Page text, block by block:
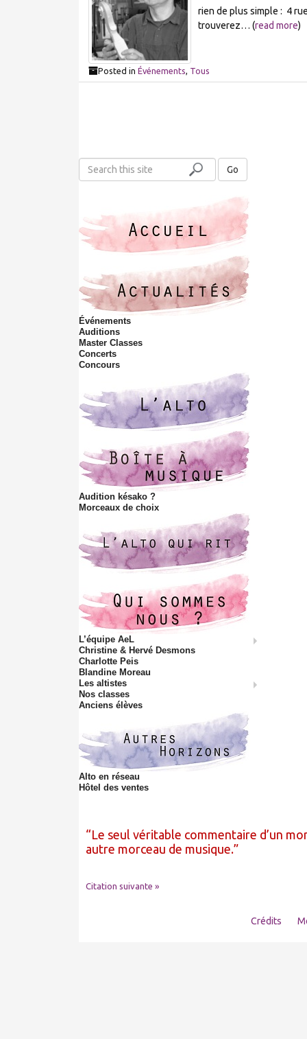
rien de plus simple : 4
trouverez… (read more)
Posted in Événements Tous
S
e
h
s
i
t
e
Go
Événements
Auditions
Master Classes
Concerts
Concours
Audition késako ?
Morceaux de choix
L’équipe AeL
Christine & Hervé Desmons
Charlotte Peis
Blandine Moreau
Les altistes
Nos classes
Anciens élèves
Alto en réseau
Hôtel des ventes
Le seul véritable commentaire d’un
autre morceau de musique.
Citation suivante »
Crédits